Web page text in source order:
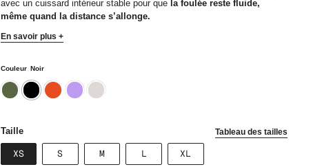
avec un cuissard intérieur stable pour que la foulée reste fluide,
même quand la distance s’allonge.
En savoir plus +
Couleur Noir
kaki noir rouillelavandemastic
Taille Tableau des tailles
XSVARIANTE
SVARIANTE
MVARIANTEL VARIANTE
XL